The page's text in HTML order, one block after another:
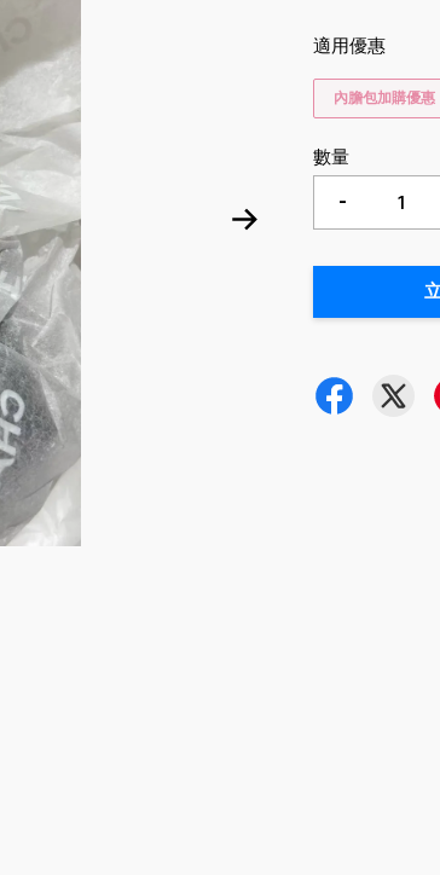
適用優惠
內膽包加購優惠
數量
-